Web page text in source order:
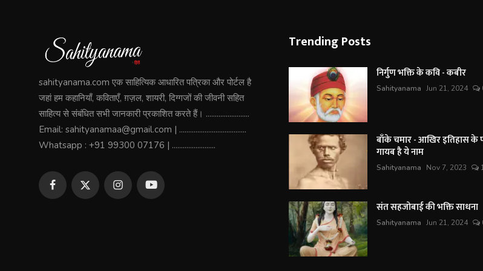
sahityanama.com एक साहित्यिक आधारित पत्रिका और पोर्टल है
जहां हम कहानियाँ, कविताएँ, ग़ज़ल, शायरी, दिग्गजों की जीवनी सहित
साहित्य से संबंधित सभी जानकारी प्रकाशित करते हैं। ........................
Email: sahityanamaa@gmail.com | .....................................
Whatsapp : +91 99300 07176 | ........................
Trending Posts
निर्गुण भक्ति के कवि - कबीर
Sahityanama Jun 21, 2024
बाँके चमार - आखिर इतिहास के
गायब है ये नाम
Sahityanama Nov 7, 2023
संत सहजोबाई की भक्ति साधना
Sahityanama Jun 21, 2024